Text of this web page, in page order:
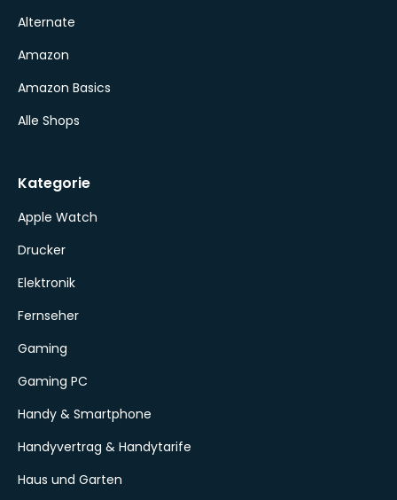
Alternate
Amazon
Amazon Basics
Alle Shops
Kategorie
Apple Watch
Drucker
Elektronik
Fernseher
Gaming
Gaming PC
Handy & Smartphone
Handyvertrag & Handytarife
Haus und Garten